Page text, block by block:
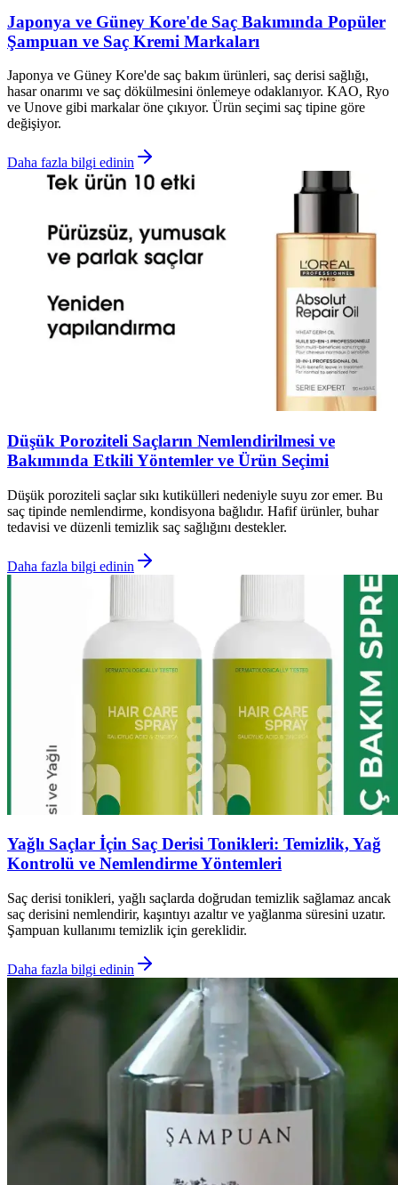
Japonya ve Güney Kore'de Saç Bakımında Popüler
Şampuan ve Saç Kremi Markaları
Japonya ve Güney Kore'de saç bakım ürünleri, saç derisi sağlığı,
hasar onarımı ve saç dökülmesini önlemeye odaklanıyor. KAO, Ryo
ve Unove gibi markalar öne çıkıyor. Ürün seçimi saç tipine göre
değişiyor.
Daha fazla bilgi edinin
Düşük Poroziteli Saçların Nemlendirilmesi ve
Bakımında Etkili Yöntemler ve Ürün Seçimi
Düşük poroziteli saçlar sıkı kutikülleri nedeniyle suyu zor emer. Bu
saç tipinde nemlendirme, kondisyona bağlıdır. Hafif ürünler, buhar
tedavisi ve düzenli temizlik saç sağlığını destekler.
Daha fazla bilgi edinin
Yağlı Saçlar İçin Saç Derisi Tonikleri: Temizlik, Yağ
Kontrolü ve Nemlendirme Yöntemleri
Saç derisi tonikleri, yağlı saçlarda doğrudan temizlik sağlamaz ancak
saç derisini nemlendirir, kaşıntıyı azaltır ve yağlanma süresini uzatır.
Şampuan kullanımı temizlik için gereklidir.
Daha fazla bilgi edinin